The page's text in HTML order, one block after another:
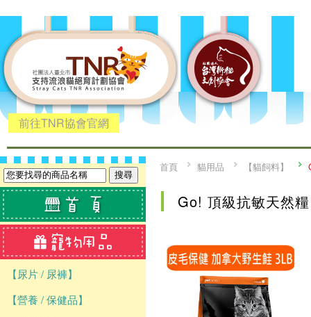
前往TNR協會官網
【尿片 / 尿褲】
【營養 / 保健品】
首頁 貓用品 【貓飼料】
Go! 頂級抗敏天然糧